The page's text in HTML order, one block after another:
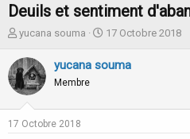
Deuils et sentiment
I
i
t
i
yucana souma
D
t
17 Octobre 2018
yucana souma
Membre
17 Octobre 2018